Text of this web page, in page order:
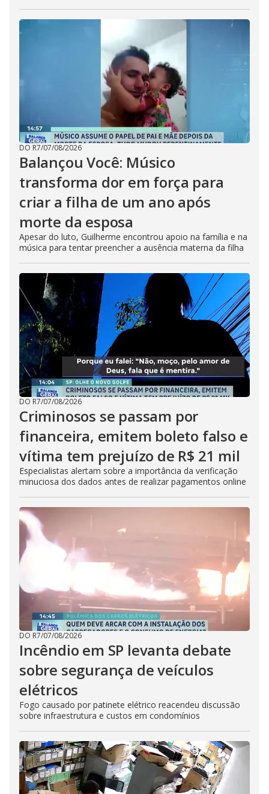
DO R7/07/08/2026
Balançou Você: Músico
transforma dor em força para
criar a filha de um ano após
morte da esposa
Apesar do luto, Guilherme encontrou apoio na família e na
música para tentar preencher a ausência materna da filha
DO R7/07/08/2026
Criminosos se passam por
financeira, emitem boleto falso e
vítima tem prejuízo de R$ 21 mil
Especialistas alertam sobre a importância da verificação
minuciosa dos dados antes de realizar pagamentos online
DO R7/07/08/2026
Incêndio em SP levanta debate
sobre segurança de veículos
elétricos
Fogo causado por patinete elétrico reacendeu discussão
sobre infraestrutura e custos em condomínios